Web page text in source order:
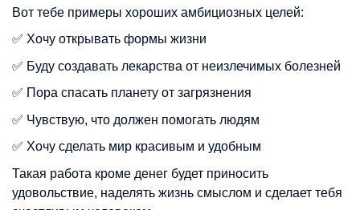
Вот тебе примеры хороших амбициозных целей:
✅ Хочу открывать формы жизни
✅ Буду создавать лекарства от неизлечимых болезней
✅ Пора спасать планету от загрязнения
✅ Чувствую, что должен помогать людям
✅ Хочу сделать мир красивым и удобным
Такая работа кроме денег будет приносить
удовольствие, наделять жизнь смыслом и сделает тебя